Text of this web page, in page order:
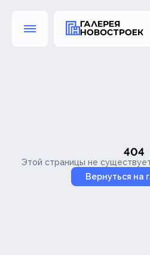
404
Этой страницы не
Вернуться на